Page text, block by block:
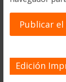
Edición